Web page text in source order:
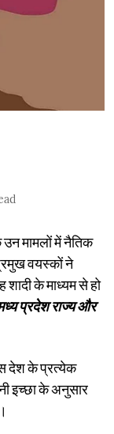
उन मामलों में नैतिक
वयस्कों ने
के माध्यम से हो
प्रदेश राज्य और
देश के प्रत्येक
इच्छा के अनुसार